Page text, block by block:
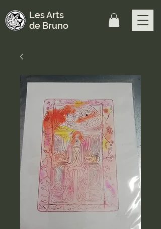
Les Arts
de Bruno